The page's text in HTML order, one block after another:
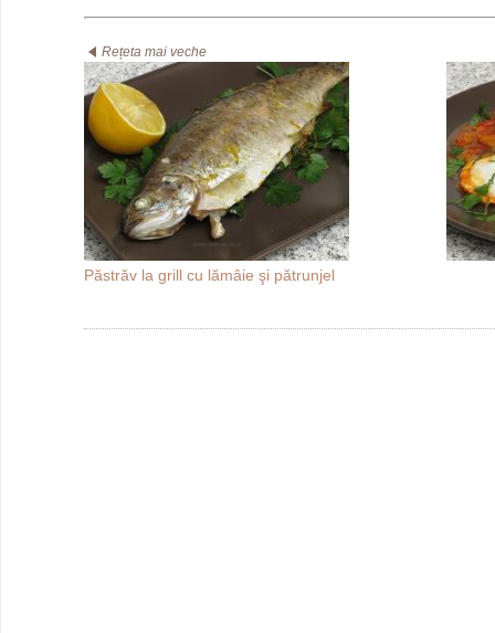
Rețeta mai veche
Păstrăv la grill cu lămâie şi pătrunjel